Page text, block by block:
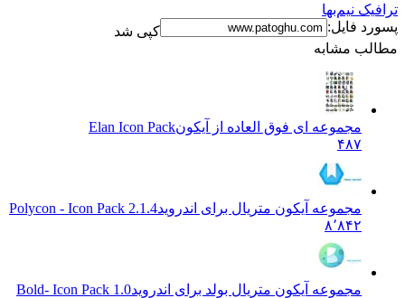
نیم‌بها
فایل:
کپی شد
مشابه
مجموعه ای فوق العاده از آیکون Elan Icon Pack
مجموعه آیکون متریال برای اندروید Polycon - Icon Pack 2.1.4
مجموعه آیکون متریال بولد برای اندروید Bold- Icon Pack 1.0